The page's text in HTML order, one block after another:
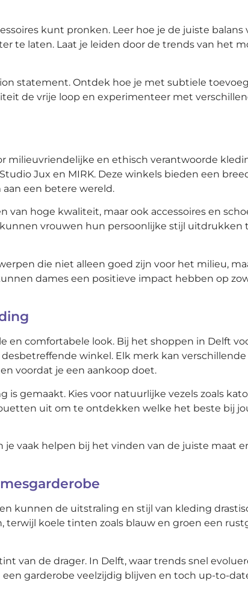
kunt pronken. Leer hoe je de juiste
te laten. Laat je leiden door de trends van het
statement. Ontdek hoe je met subtiele
de vrije loop en experimenteer met
milieuvriendelijke en ethisch verantwoorde
Jux en MIRK. Deze winkels bieden een
een betere wereld.
hoge kwaliteit, maar ook accessoires en
vrouwen hun persoonlijke stijl uitdrukken
die niet alleen goed zijn voor het milieu,
dames een positieve impact hebben op
en comfortabele look. Bij het shoppen in Delft
winkel. Elk merk kan verschillende
voordat je een aankoop doet.
gemaakt. Kies voor natuurlijke vezels zoals
uit om te ontdekken welke het beste bij
vaak helpen bij het vinden van de juiste maat
kunnen de uitstraling en stijl van kleding
koele tinten zoals blauw en groen een
van de drager. In Delft, waar trends snel
garderobe veelzijdig blijven en toch up-to-